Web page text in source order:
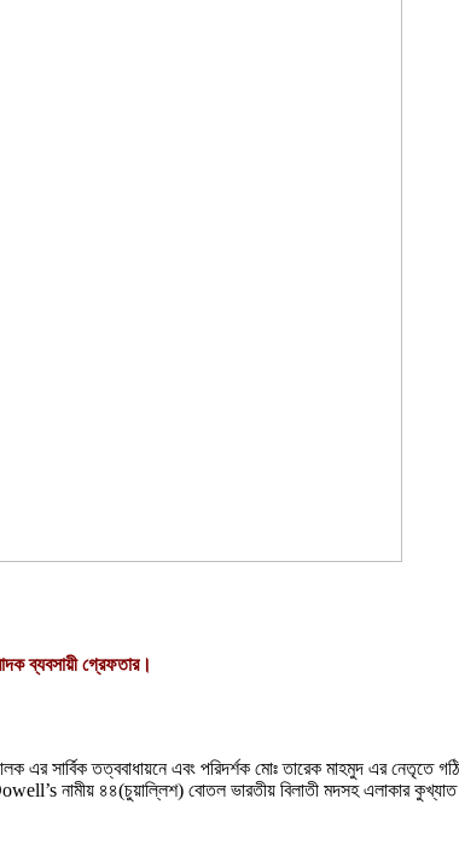
ব্যবসায়ী গ্রেফতার।
সার্বিক তত্ববাধায়নে এবং পরিদর্শক মোঃ তারেক মাহমুদ এর নেতৃতে
নামীয় ৪৪(চুয়াল্লিশ) বোতল ভারতীয় বিলাতী মদসহ এলাকার